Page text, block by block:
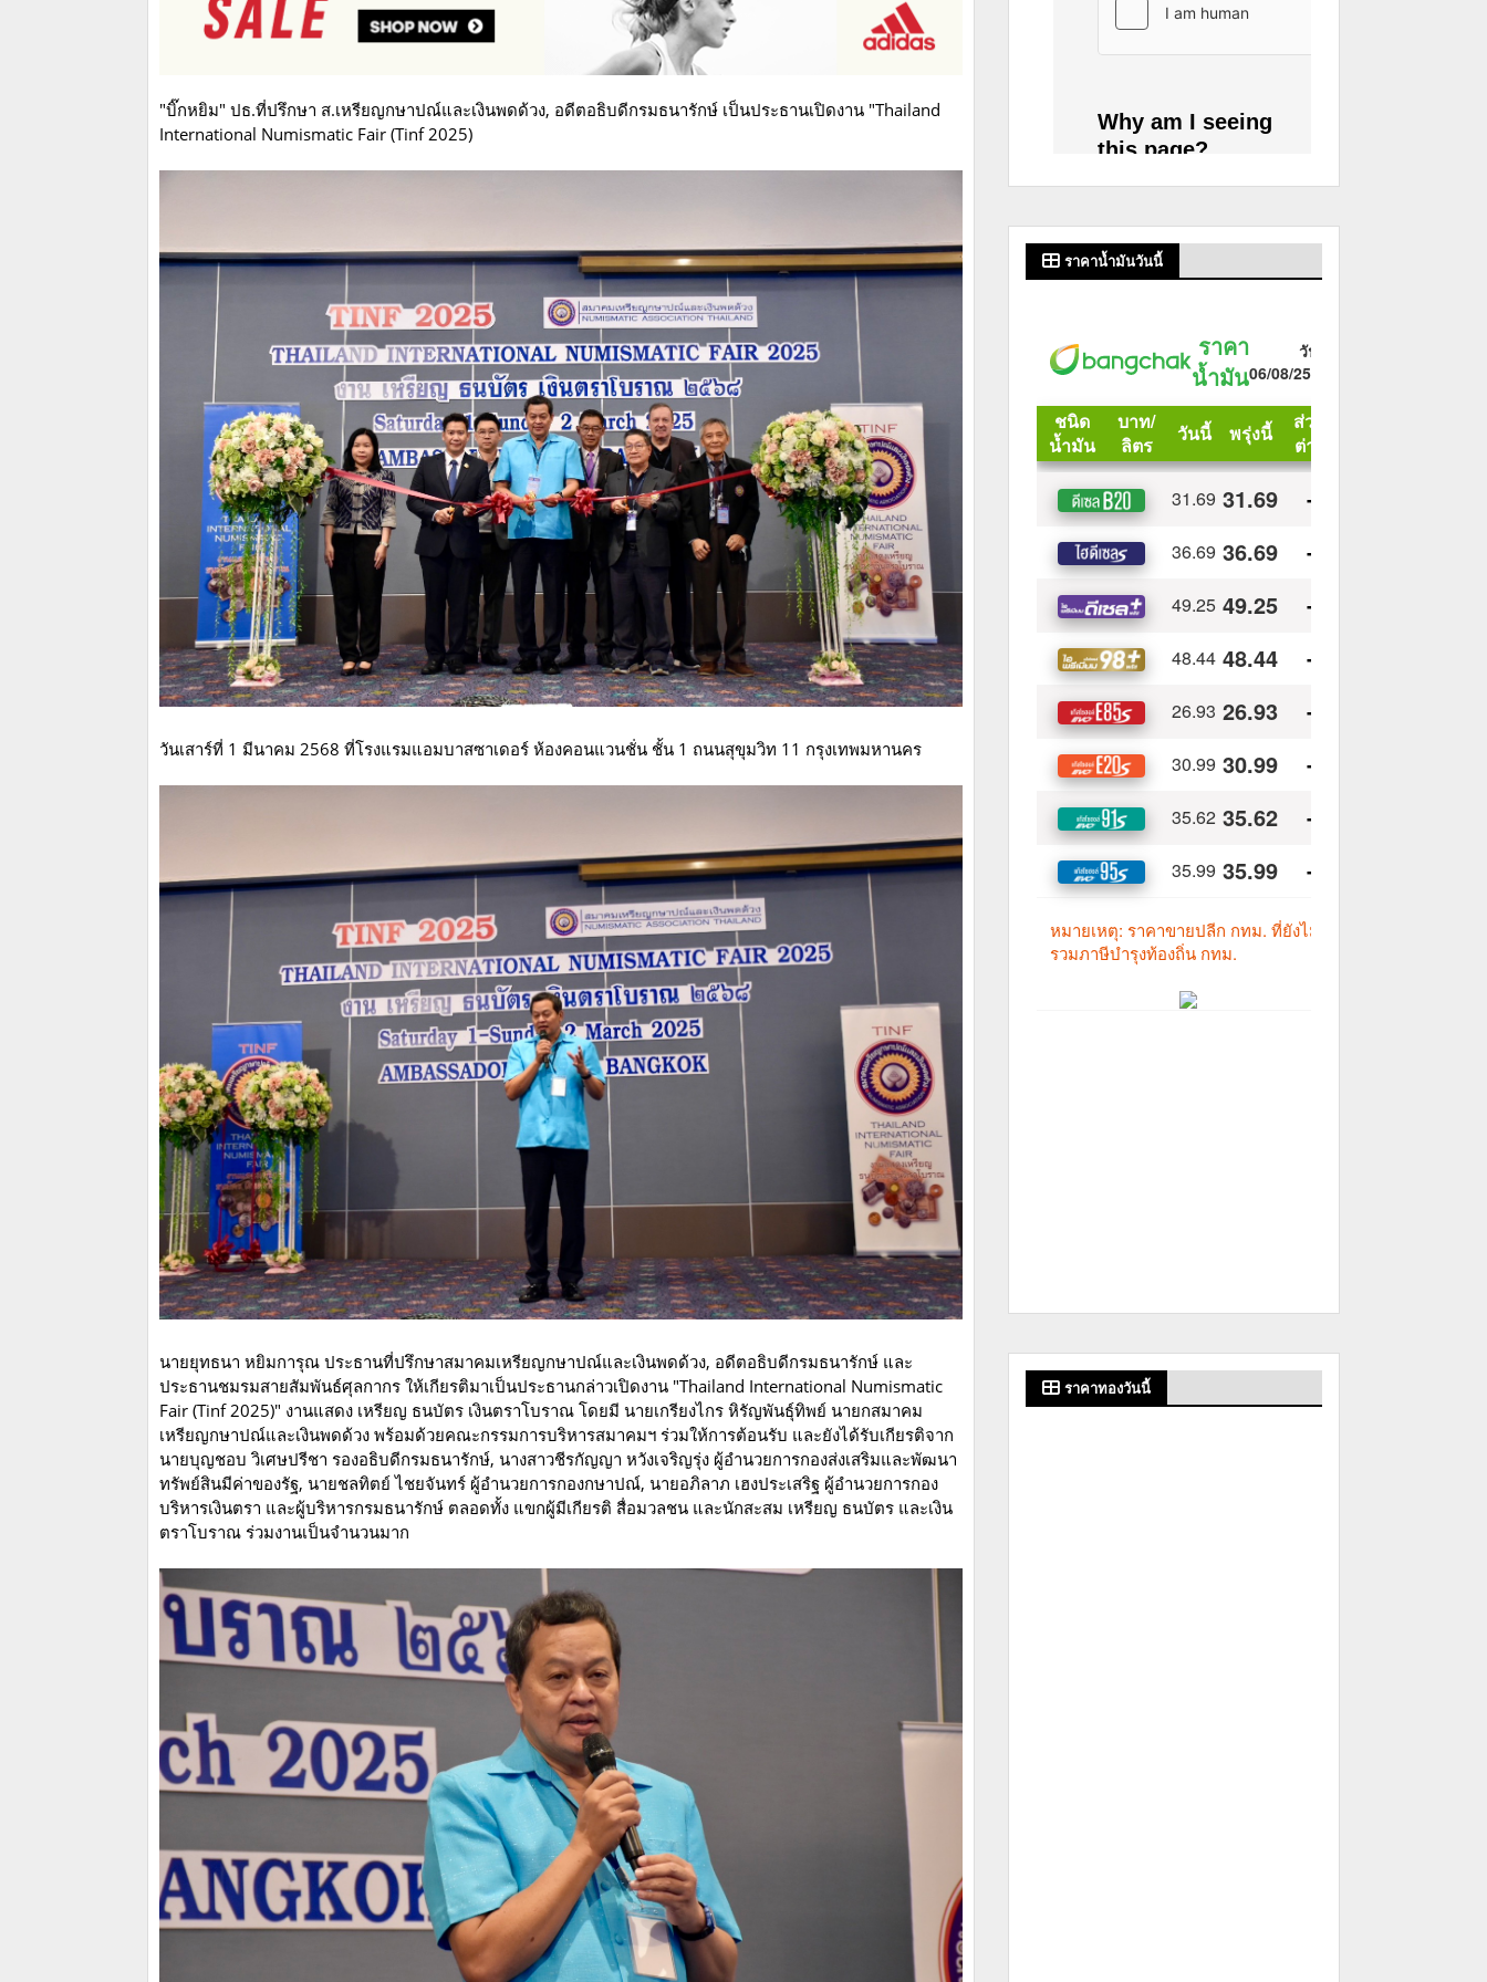
"บิ๊กหยิม" ปธ.ที่ปรึกษา ส.เหรียญกษาปณ์และเงินพดด้วง, อดีตอธิบดีกรมธนารักษ์ เป็นประธานเปิดงาน "Thailand
International Numismatic Fair (Tinf 2025)
วันเสาร์ที่ 1 มีนาคม 2568 ที่โรงแรมแอมบาสซาเดอร์ ห้องคอนแวนชั่น ชั้น 1 ถนนสุขุมวิท 11 กรุงเทพมหานคร
นายยุทธนา หยิมการุณ ประธานที่ปรึกษาสมาคมเหรียญกษาปณ์และเงินพดด้วง, อดีตอธิบดีกรมธนารักษ์ และ
ประธานชมรมสายสัมพันธ์ศุลกากร ให้เกียรติมาเป็นประธานกล่าวเปิดงาน "Thailand International Numismatic
Fair (Tinf 2025)" งานแสดง เหรียญ ธนบัตร เงินตราโบราณ โดยมี นายเกรียงไกร หิรัญพันธุ์ทิพย์ นายกสมาคม
เหรียญกษาปณ์และเงินพดด้วง พร้อมด้วยคณะกรรมการบริหารสมาคมฯ ร่วมให้การต้อนรับ และยังได้รับเกียรติจาก
นายบุญชอบ​ วิเศษปรีชา​ รองอธิบดีกรมธนารักษ์, นางสาวชีรกัญญา​ หวังเจริญรุ่ง​ ผู้อำนวยการกองส่งเสริมและพัฒนา
ทรัพย์สินมีค่าของรัฐ, นายชลทิตย์ ไชยจันทร์​ ผู้อำนวยการกองกษาปณ์, นายอภิลาภ​ เฮงประเสริฐ​ ผู้อำนวยการกอง
บริหารเงินตรา และผู้บริหารกรมธนารักษ์​ ตลอดทั้ง แขกผู้มีเกียรติ สื่อมวลชน และนักสะสม เหรียญ ธนบัตร และเงิน
ตราโบราณ ร่วมงานเป็นจำนวนมาก
ราคาน้ำมันวันนี้
ราคาทองวันนี้